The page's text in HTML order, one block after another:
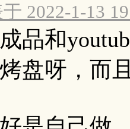
2022-1-13
品和
盘呀，而